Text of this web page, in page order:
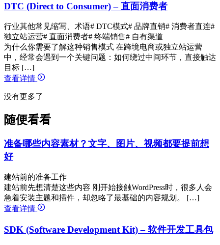
DTC (Direct to Consumer) – 直面消费者
行业其他常见缩写、术语# DTC模式# 品牌直销# 消费者直连#
独立站运营# 直面消费者# 终端销售# 自有渠道
为什么你需要了解这种销售模式 在跨境电商或独立站运营
中，经常会遇到一个关键问题：如何绕过中间环节，直接触达
目标 […]
查看详情
没有更多了
随便看看
准备哪些内容素材？文字、图片、视频都要提前想
好
建站前的准备工作
建站前先想清楚这些内容 刚开始接触WordPress时，很多人会
急着安装主题和插件，却忽略了最基础的内容规划。 […]
查看详情
SDK (Software Development Kit) – 软件开发工具包